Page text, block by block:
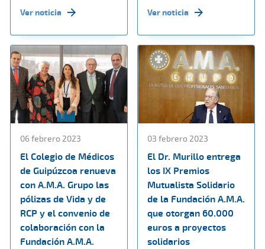
Ver noticia Ver noticia
06 febrero 2023
El Colegio de Médicos
de Guipúzcoa renueva
con A.M.A. Grupo las
pólizas de Vida y de
RCP y el convenio de
colaboración con la
Fundación A.M.A.
03 febrero 2023
El Dr. Murillo entrega
los IX Premios
Mutualista Solidario
de la Fundación A.M.A.
que otorgan 60.000
euros a proyectos
solidarios